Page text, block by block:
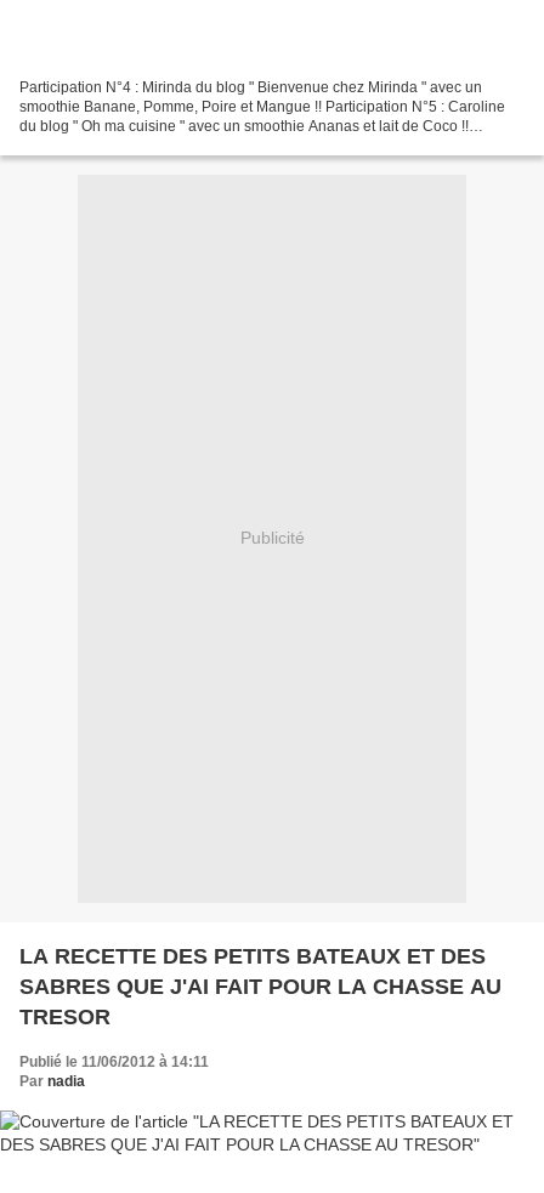
Participation N°4 : Mirinda du blog " Bienvenue chez Mirinda " avec un
smoothie Banane, Pomme, Poire et Mangue !! Participation N°5 : Caroline
du blog " Oh ma cuisine " avec un smoothie Ananas et lait de Coco !!
Publicité
LA RECETTE DES PETITS BATEAUX ET DES
SABRES QUE J'AI FAIT POUR LA CHASSE AU
TRESOR
Publié le 11/06/2012 à 14:11
Par nadia